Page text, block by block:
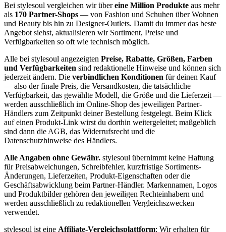
Bei stylesoul vergleichen wir übereine Million Produkte aus mehr
als 170 Partner-Shops — von Fashion und Schuhen über Wohnen
und Beauty bis hin zu Designer-Outlets. Damit du immer das beste
Angebot siehst, aktualisieren wir Sortiment, Preise und
Verfügbarkeiten so oft wie technisch möglich.
Alle bei stylesoul angezeigten Preise, Rabatte, Größen, Farben
und Verfügbarkeiten sind redaktionelle Hinweise und können sich
jederzeit ändern. Die verbindlichen Konditionen für deinen Kauf
— also der finale Preis, die Versandkosten, die tatsächliche
Verfügbarkeit, das gewählte Modell, die Größe und die Lieferzeit —
werden ausschließlich im Online-Shop des jeweiligen Partner-
Händlers zum Zeitpunkt deiner Bestellung festgelegt. Beim Klick
auf einen Produkt-Link wirst du dorthin weitergeleitet; maßgeblich
sind dann die AGB, das Widerrufsrecht und die
Datenschutzhinweise des Händlers.
Alle Angaben ohne Gewähr. stylesoul übernimmt keine Haftung
für Preisabweichungen, Schreibfehler, kurzfristige Sortiments-
Änderungen, Lieferzeiten, Produkt-Eigenschaften oder die
Geschäftsabwicklung beim Partner-Händler. Markennamen, Logos
und Produktbilder gehören den jeweiligen Rechteinhabern und
werden ausschließlich zu redaktionellen Vergleichszwecken
verwendet.
stylesoul ist eine Affiliate-Vergleichsplattform: Wir erhalten für